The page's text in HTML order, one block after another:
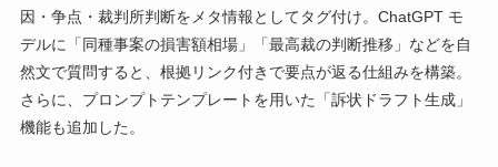
因・争点・裁判所判断をメタ情報としてタグ付け。ChatGPT モ
デルに「同種事案の損害額相場」「最高裁の判断推移」などを自
然文で質問すると、根拠リンク付きで要点が返る仕組みを構築。
さらに、プロンプトテンプレートを用いた「訴状ドラフト生成」
機能も追加した。